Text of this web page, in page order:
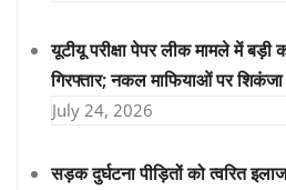
यूटीयू परीक्षा पेपर लीक मामले में बड़ी
गिरफ्तार; नकल माफियाओं पर शिकंजा
July 24, 2026
सड़क दुर्घटना पीड़ितों को त्वरित